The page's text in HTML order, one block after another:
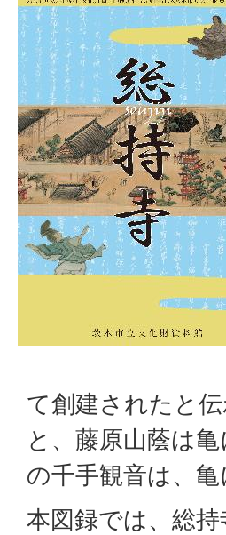
て創建されたと
と、藤原山蔭は
の千手観音は、
本図録では、総